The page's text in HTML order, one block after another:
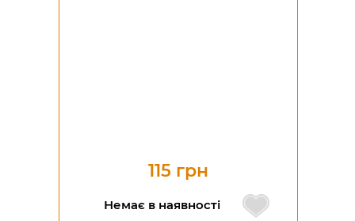
115 грн
Немає в наявності